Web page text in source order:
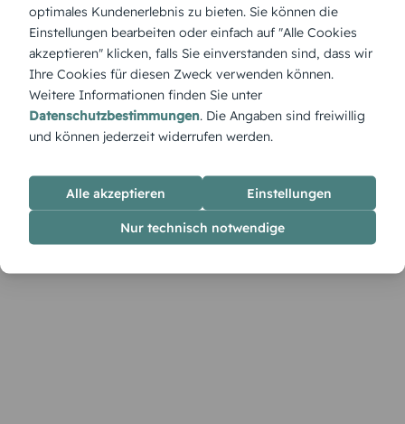
Die Menükarte „Eistüte“ serviert das Menü mit einem
Augenzwinkern – süß, charmant und sommerlich-fröhlich. Für
Feiern, die das Leben in vollen Zügen genießen und Gäste
zum Schmunzeln bringen wollen.
optimales Kundenerlebnis zu bieten. Sie können die
Einstellungen bearbeiten oder einfach auf "Alle Cookies
akzeptieren" klicken, falls Sie einverstanden sind, dass wir
Ihre Cookies für diesen Zweck verwenden können.
Weitere Informationen finden Sie unter
Datenschutzbestimmungen. Die Angaben sind freiwillig
und können jederzeit widerrufen werden.
Alle akzeptieren Einstellungen
Nur technisch notwendige